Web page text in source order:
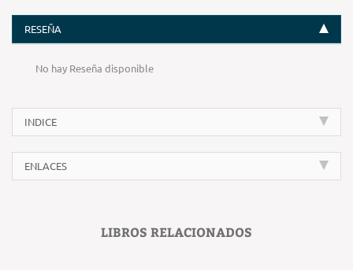
RESEÑA
No hay Reseña disponible
INDICE
ENLACES
LIBROS RELACIONADOS